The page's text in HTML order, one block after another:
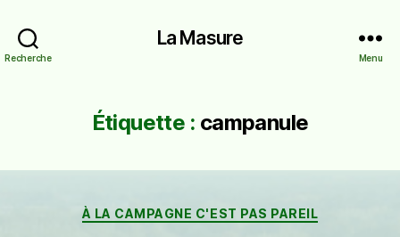
Recherche
La Masure
Menu
Étiquette : campanule
Catégories
À LA CAMPAGNE C'EST PAS PAREIL